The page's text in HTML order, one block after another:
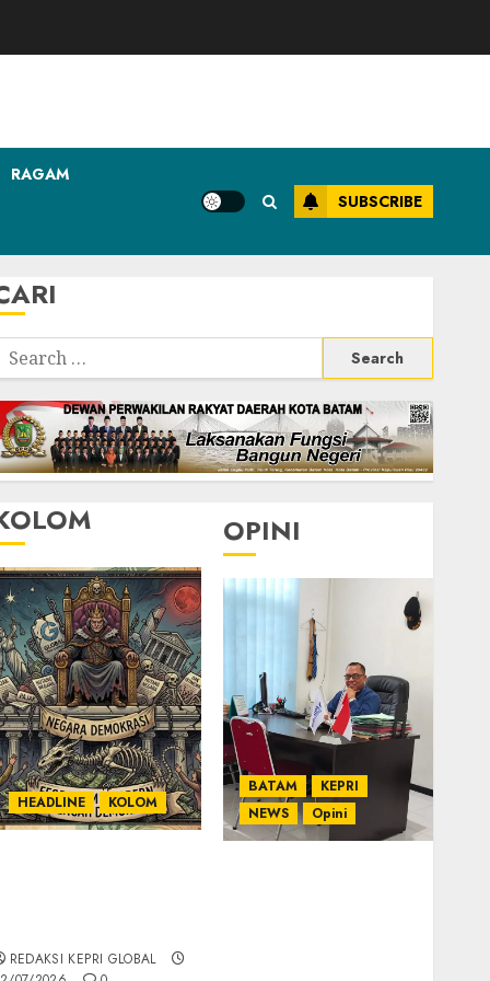
RAGAM
SUBSCRIBE
Search
HEADLINE KOLOM
REDAKSI KEPRI GLOBAL
OPINI
BATAM
KEPRI
NEWS
Opini